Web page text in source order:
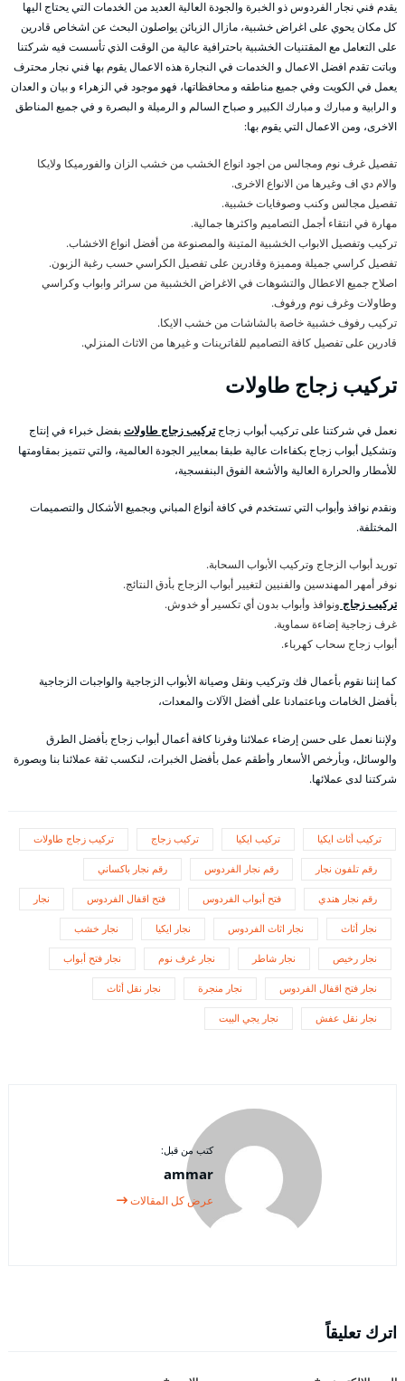
يقدم فني نجار الفردوس ذو الخبرة والجودة العالية العديد من الخدمات التي يحتاج اليها
كل مكان يحوي على اغراض خشبية، مازال الزبائن يواصلون البحث عن اشخاص قادرين
على التعامل مع المقتنيات الخشبية باحترافية عالية من الوقت الذي تأسست فيه شركتنا
وباتت تقدم افضل الاعمال و الخدمات في النجارة هذه الاعمال يقوم بها فني نجار محترف
يعمل في الكويت وفي جميع مناطقه و محافظاتها، فهو موجود في الزهراء و بيان و العدان
و الرابية و مبارك و مبارك الكبير و صباح السالم و الرميلة و البصرة و في جميع المناطق
الاخرى، ومن الاعمال التي يقوم بها:
تفصيل غرف نوم ومجالس من اجود انواع الخشب من خشب الزان والفورميكا ولايكا
والام دي اف وغيرها من الانواع الاخرى.
تفصيل مجالس وكنب وصوفايات خشبية.
مهارة في انتقاء أجمل التصاميم واكثرها جمالية.
تركيب وتفصيل الابواب الخشبية المتينة والمصنوعة من أفضل انواع الاخشاب.
تفصيل كراسي جميلة ومميزة وقادرين على تفصيل الكراسي حسب رغبة الزبون.
اصلاح جميع الاعطال والتشوهات في الاغراض الخشبية من سرائر وابواب وكراسي
وطاولات وغرف نوم ورفوف.
تركيب رفوف خشبية خاصة بالشاشات من خشب الايكا.
قادرين على تفصيل كافة التصاميم للفاترينات و غيرها من الاثاث المنزلي.
تركيب زجاج طاولات
نعمل في شركتنا على تركيب أبواب زجاجتركيب زجاج طاولاتبفضل خبراء في إنتاج
وتشكيل أبواب زجاج بكفاءات عالية طبقا بمعايير الجودة العالمية، والتي تتميز بمقاومتها
للأمطار والحرارة العالية والأشعة الفوق البنفسجية،
ونقدم نوافذ وأبواب التي تستخدم في كافة أنواع المباني وبجميع الأشكال والتصميمات
المختلفة.
توريد أبواب الزجاج وتركيب الأبواب السحابة.
نوفر أمهر المهندسين والفنيين لتغيير أبواب الزجاج بأدق النتائج.
تركيب زجاج ونوافذ وأبواب بدون أي تكسير أو خدوش.
غرف زجاجية إضاءة سماوية.
أبواب زجاج سحاب كهرباء.
كما إننا نقوم بأعمال فك وتركيب ونقل وصيانة الأبواب الزجاجية والواجبات الزجاجية
بأفضل الخامات وباعتمادنا على أفضل الآلات والمعدات،
ولإننا نعمل على حسن إرضاء عملائنا وفرنا كافة أعمال أبواب زجاج بأفضل الطرق
والوسائل، وبأرخص الأسعار وأطقم عمل بأفضل الخبرات، لنكسب ثقة عملائنا بنا وبصورة
شركتنا لدى عملائها.
تركيب أثاث ايكيا تركيب ايكيا تركيب زجاج تركيب زجاج طاولات
رقم تلفون نجار رقم نجار الفردوس رقم نجار باكساني
رقم نجار هندي فتح أبواب الفردوس فتح اقفال الفردوس نجار
نجار أثاث نجار اثاث الفردوس نجار ايكيا نجار خشب
نجار رخيص نجار شاطر نجار غرف نوم نجار فتح أبواب
نجار فتح اقفال الفردوس نجار منجرة نجار نقل أثاث
نجار نقل عفش نجار يجي البيت
كتب من قبل:
ammar
عرض كل المقالات
اترك تعليقاً